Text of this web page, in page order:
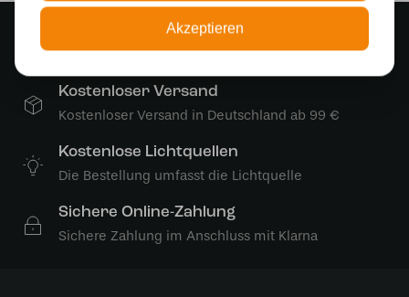
Stimmungsvoller Showroom
500 m2 großes Lampengeschäft in Rijssen
Kostenloser Versand
Kostenloser Versand in Deutschland ab 99 €
Kostenlose Lichtquellen
Die Bestellung umfasst die Lichtquelle
Sichere Online-Zahlung
Sichere Zahlung im Anschluss mit Klarna
Akzeptieren